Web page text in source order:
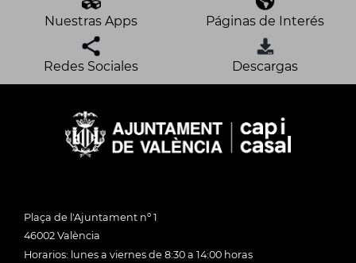
Nuestras Apps Páginas de Interés
Redes Sociales Descargas
Plaça de l'Ajuntament nº 1
46002 València
Horarios: lunes a viernes de 8:30 a 14:00 horas